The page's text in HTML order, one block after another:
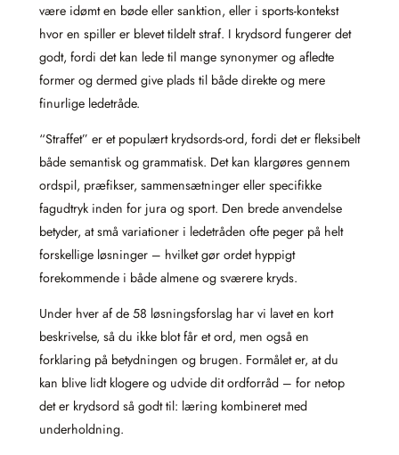
være idømt en bøde eller sanktion, eller i sports-kontekst
hvor en spiller er blevet tildelt straf. I krydsord fungerer det
godt, fordi det kan lede til mange synonymer og afledte
former og dermed give plads til både direkte og mere
finurlige ledetråde.
“Straffet” er et populært krydsords-ord, fordi det er fleksibelt
både semantisk og grammatisk. Det kan klargøres gennem
ordspil, præfikser, sammensætninger eller specifikke
fagudtryk inden for jura og sport. Den brede anvendelse
betyder, at små variationer i ledetråden ofte peger på helt
forskellige løsninger – hvilket gør ordet hyppigt
forekommende i både almene og sværere kryds.
Under hver af de 58 løsningsforslag har vi lavet en kort
beskrivelse, så du ikke blot får et ord, men også en
forklaring på betydningen og brugen. Formålet er, at du
kan blive lidt klogere og udvide dit ordforråd – for netop
det er krydsord så godt til: læring kombineret med
underholdning.